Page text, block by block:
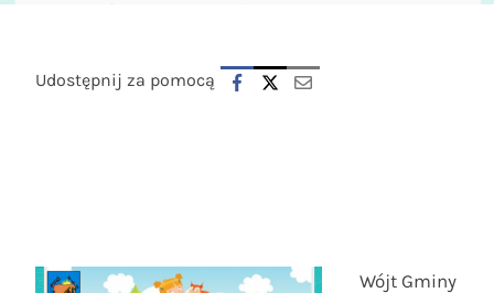
Udostępnij za pomocą
Wójt Gminy